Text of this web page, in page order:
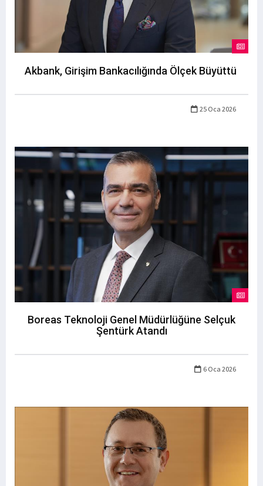
Akbank, Girişim Bankacılığında Ölçek Büyüttü
25 Oca 2026
Boreas Teknoloji Genel Müdürlüğüne Selçuk
Şentürk Atandı
6 Oca 2026